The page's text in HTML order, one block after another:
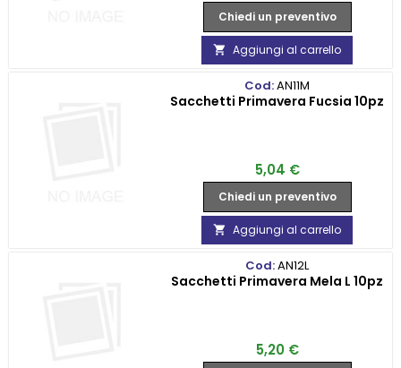
Chiedi un preventivo
 Aggiungi al carrello
Cod:AN11M
Sacchetti Primavera Fucsia 10pz
Prezzo
5,04 €
Chiedi un preventivo
 Aggiungi al carrello
Cod:AN12L
Sacchetti Primavera Mela L 10pz
Prezzo
5,20 €